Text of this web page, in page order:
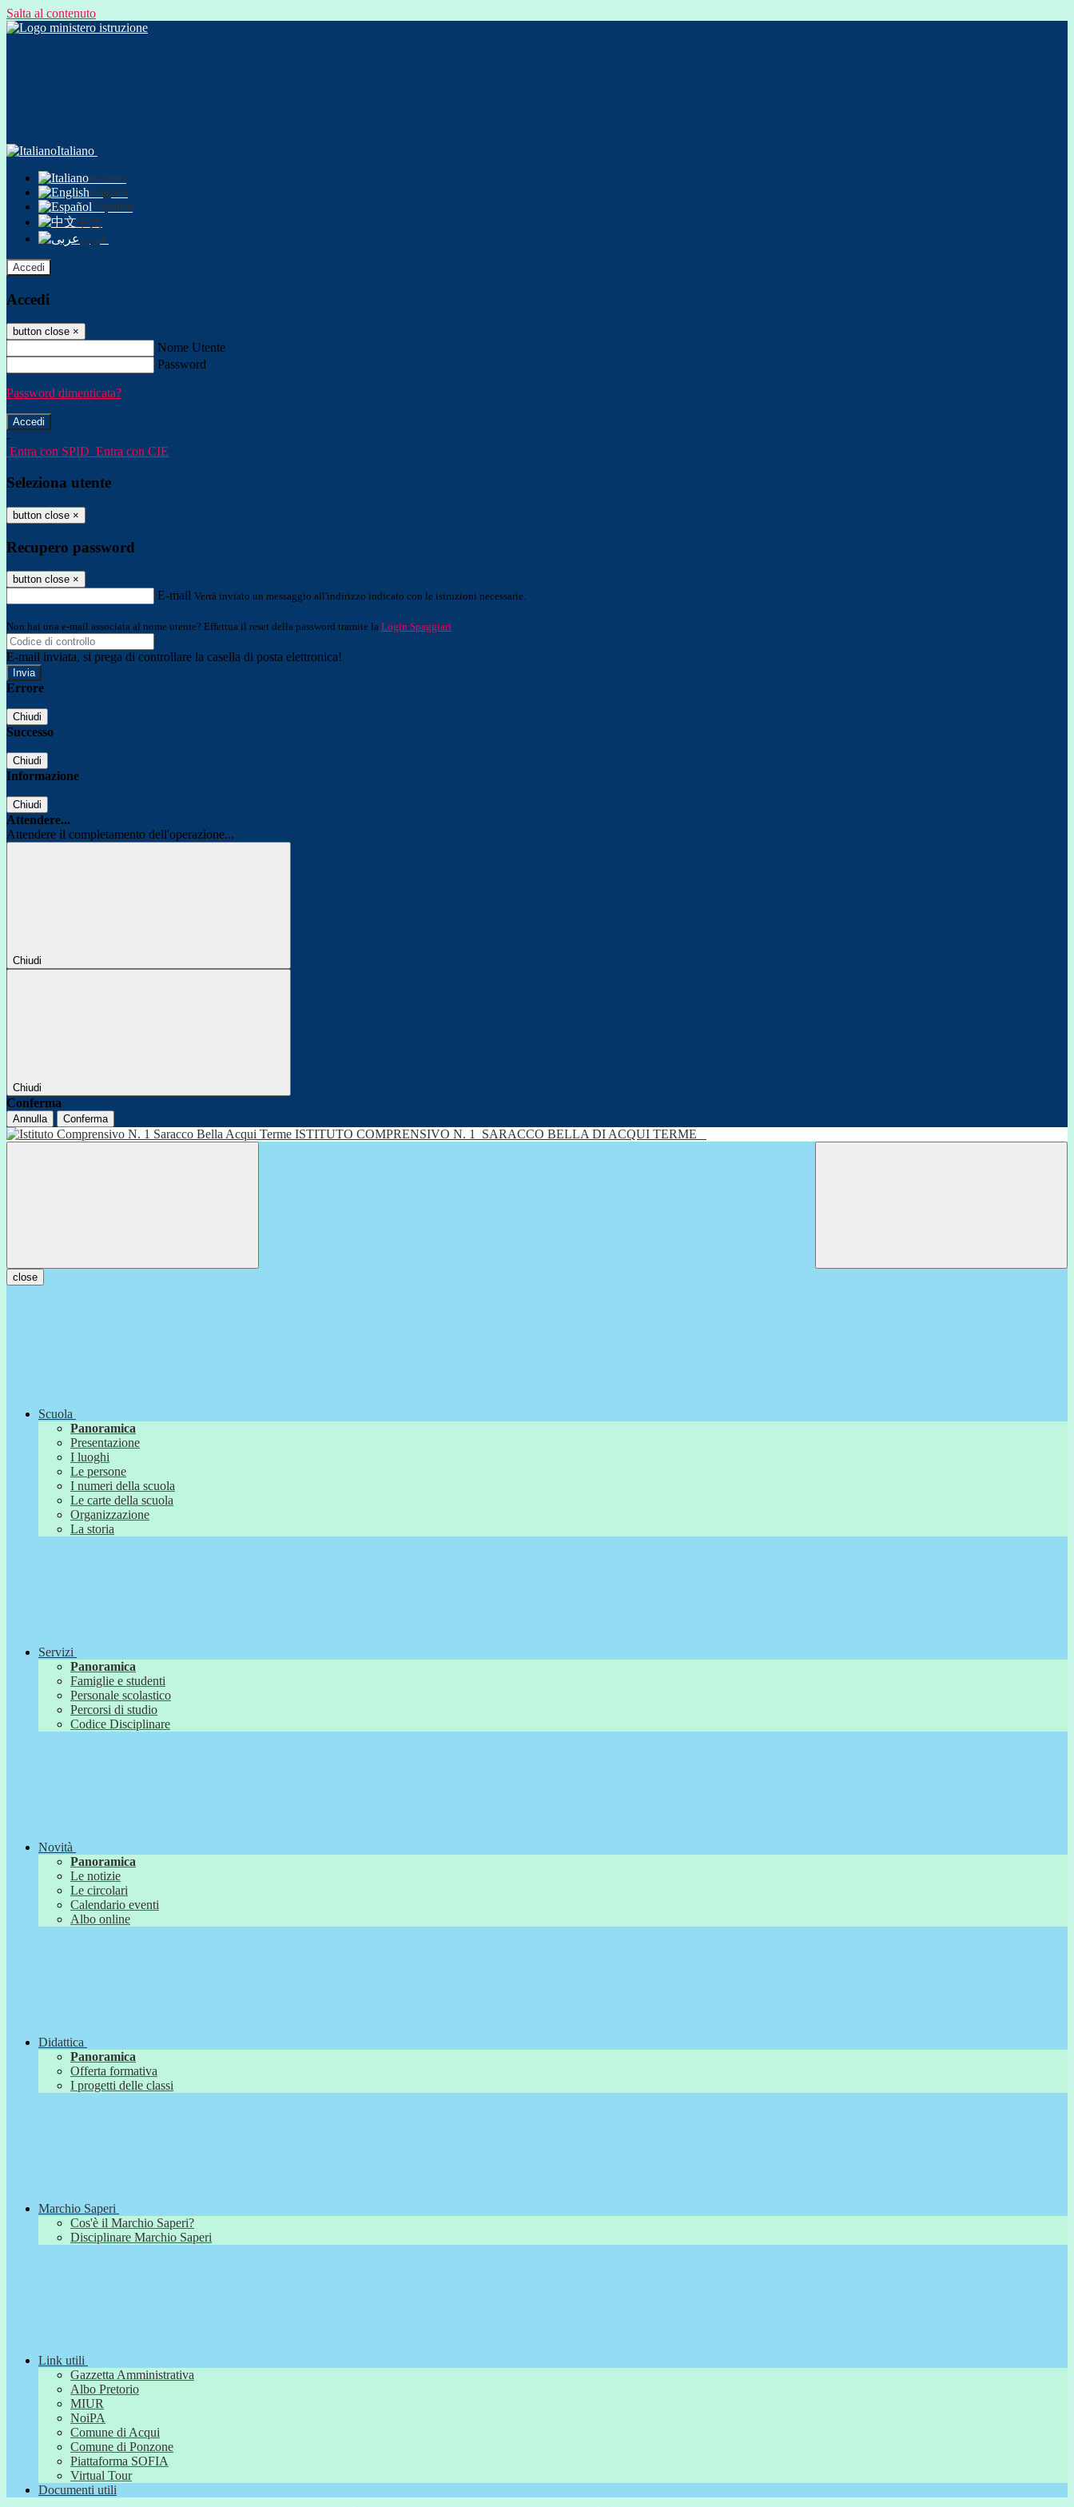
Salta al contenuto
Italiano
Italiano
English
Español
中文
عربى
Accedi
Accedi
button close ×
Nome Utente
Password
Password dimenticata?
-
Entra con SPID Entra con CIE
Seleziona utente
button close ×
Recupero password
button close ×
E-mail Verrà inviato un messaggio all'indirizzo indicato con le istruzioni necessarie.
Non hai una e-mail associata al nome utente? Effettua il reset della password tramite la Login Spaggiari
E-mail inviata, si prega di controllare la casella di posta elettronica!
Errore
Chiudi
Successo
Chiudi
Informazione
Chiudi
Attendere...
Attendere il completamento dell'operazione...
Chiudi
Chiudi
Conferma
Annulla Conferma
ISTITUTO COMPRENSIVO N. 1 SARACCO BELLA DI ACQUI TERME
close
Scuola
Panoramica
Presentazione
I luoghi
Le persone
I numeri della scuola
Le carte della scuola
Organizzazione
La storia
Servizi
Panoramica
Famiglie e studenti
Personale scolastico
Percorsi di studio
Codice Disciplinare
Novità
Panoramica
Le notizie
Le circolari
Calendario eventi
Albo online
Didattica
Panoramica
Offerta formativa
I progetti delle classi
Marchio Saperi
Cos'è il Marchio Saperi?
Disciplinare Marchio Saperi
Link utili
Gazzetta Amministrativa
Albo Pretorio
MIUR
NoiPA
Comune di Acqui
Comune di Ponzone
Piattaforma SOFIA
Virtual Tour
Documenti utili